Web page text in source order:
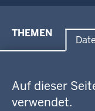
Auf dieser
verwendet.
der
THEMEN
Energie, Bergbau
Behördenleitung